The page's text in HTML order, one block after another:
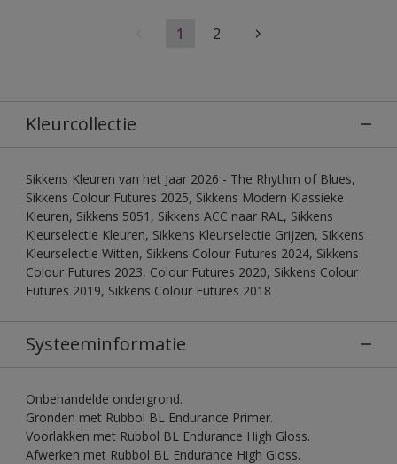
1 2
Kleurcollectie
Sikkens Kleuren van het Jaar 2026 - The Rhythm of Blues,
Sikkens Colour Futures 2025, Sikkens Modern Klassieke
Kleuren, Sikkens 5051, Sikkens ACC naar RAL, Sikkens
Kleurselectie Kleuren, Sikkens Kleurselectie Grijzen, Sikkens
Kleurselectie Witten, Sikkens Colour Futures 2024, Sikkens
Colour Futures 2023, Colour Futures 2020, Sikkens Colour
Futures 2019, Sikkens Colour Futures 2018
Systeeminformatie
Onbehandelde ondergrond.
Gronden met Rubbol BL Endurance Primer.
Voorlakken met Rubbol BL Endurance High Gloss.
Afwerken met Rubbol BL Endurance High Gloss.